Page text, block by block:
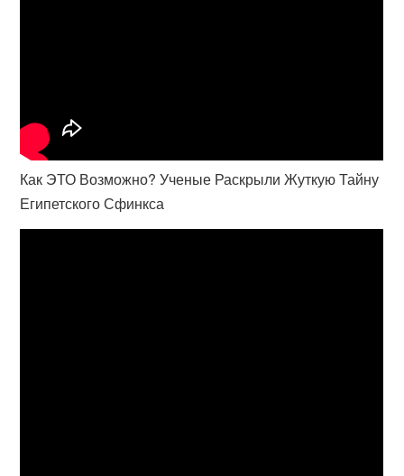
Как ЭТО Возможно? Ученые Раскрыли Жуткую Тайну
Египетского Сфинкса